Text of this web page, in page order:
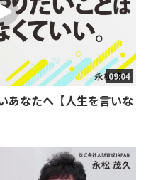
09:04
あなたへ【人生を言いな